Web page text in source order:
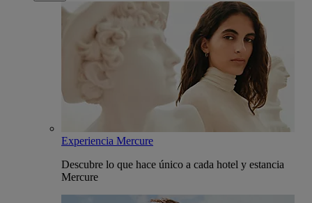
Experiencia Mercure
Descubre lo que hace único a cada hotel y estancia
Mercure